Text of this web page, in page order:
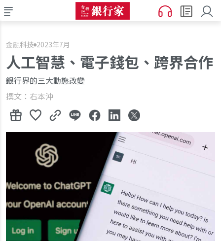
金融科技 2023年7月
人工智慧、電子錢包、跨界合作
銀行界的三大動態改變
撰文：右本沖